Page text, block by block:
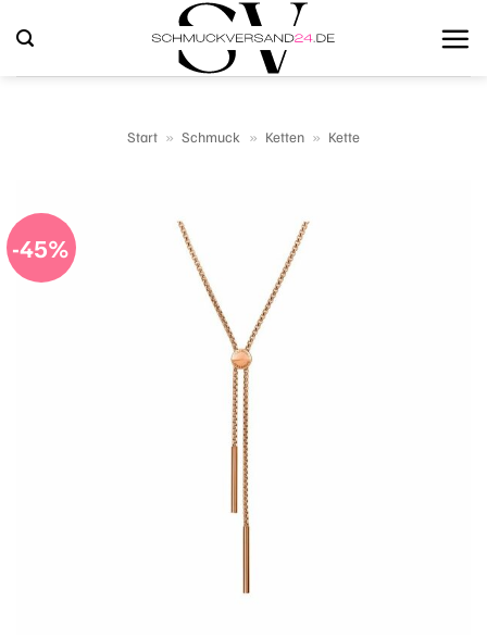
Inhalt
springen
Start » Schmuck » Ketten » Kette
-45%